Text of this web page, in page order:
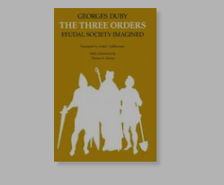
55%
dcto. S/ 121,18